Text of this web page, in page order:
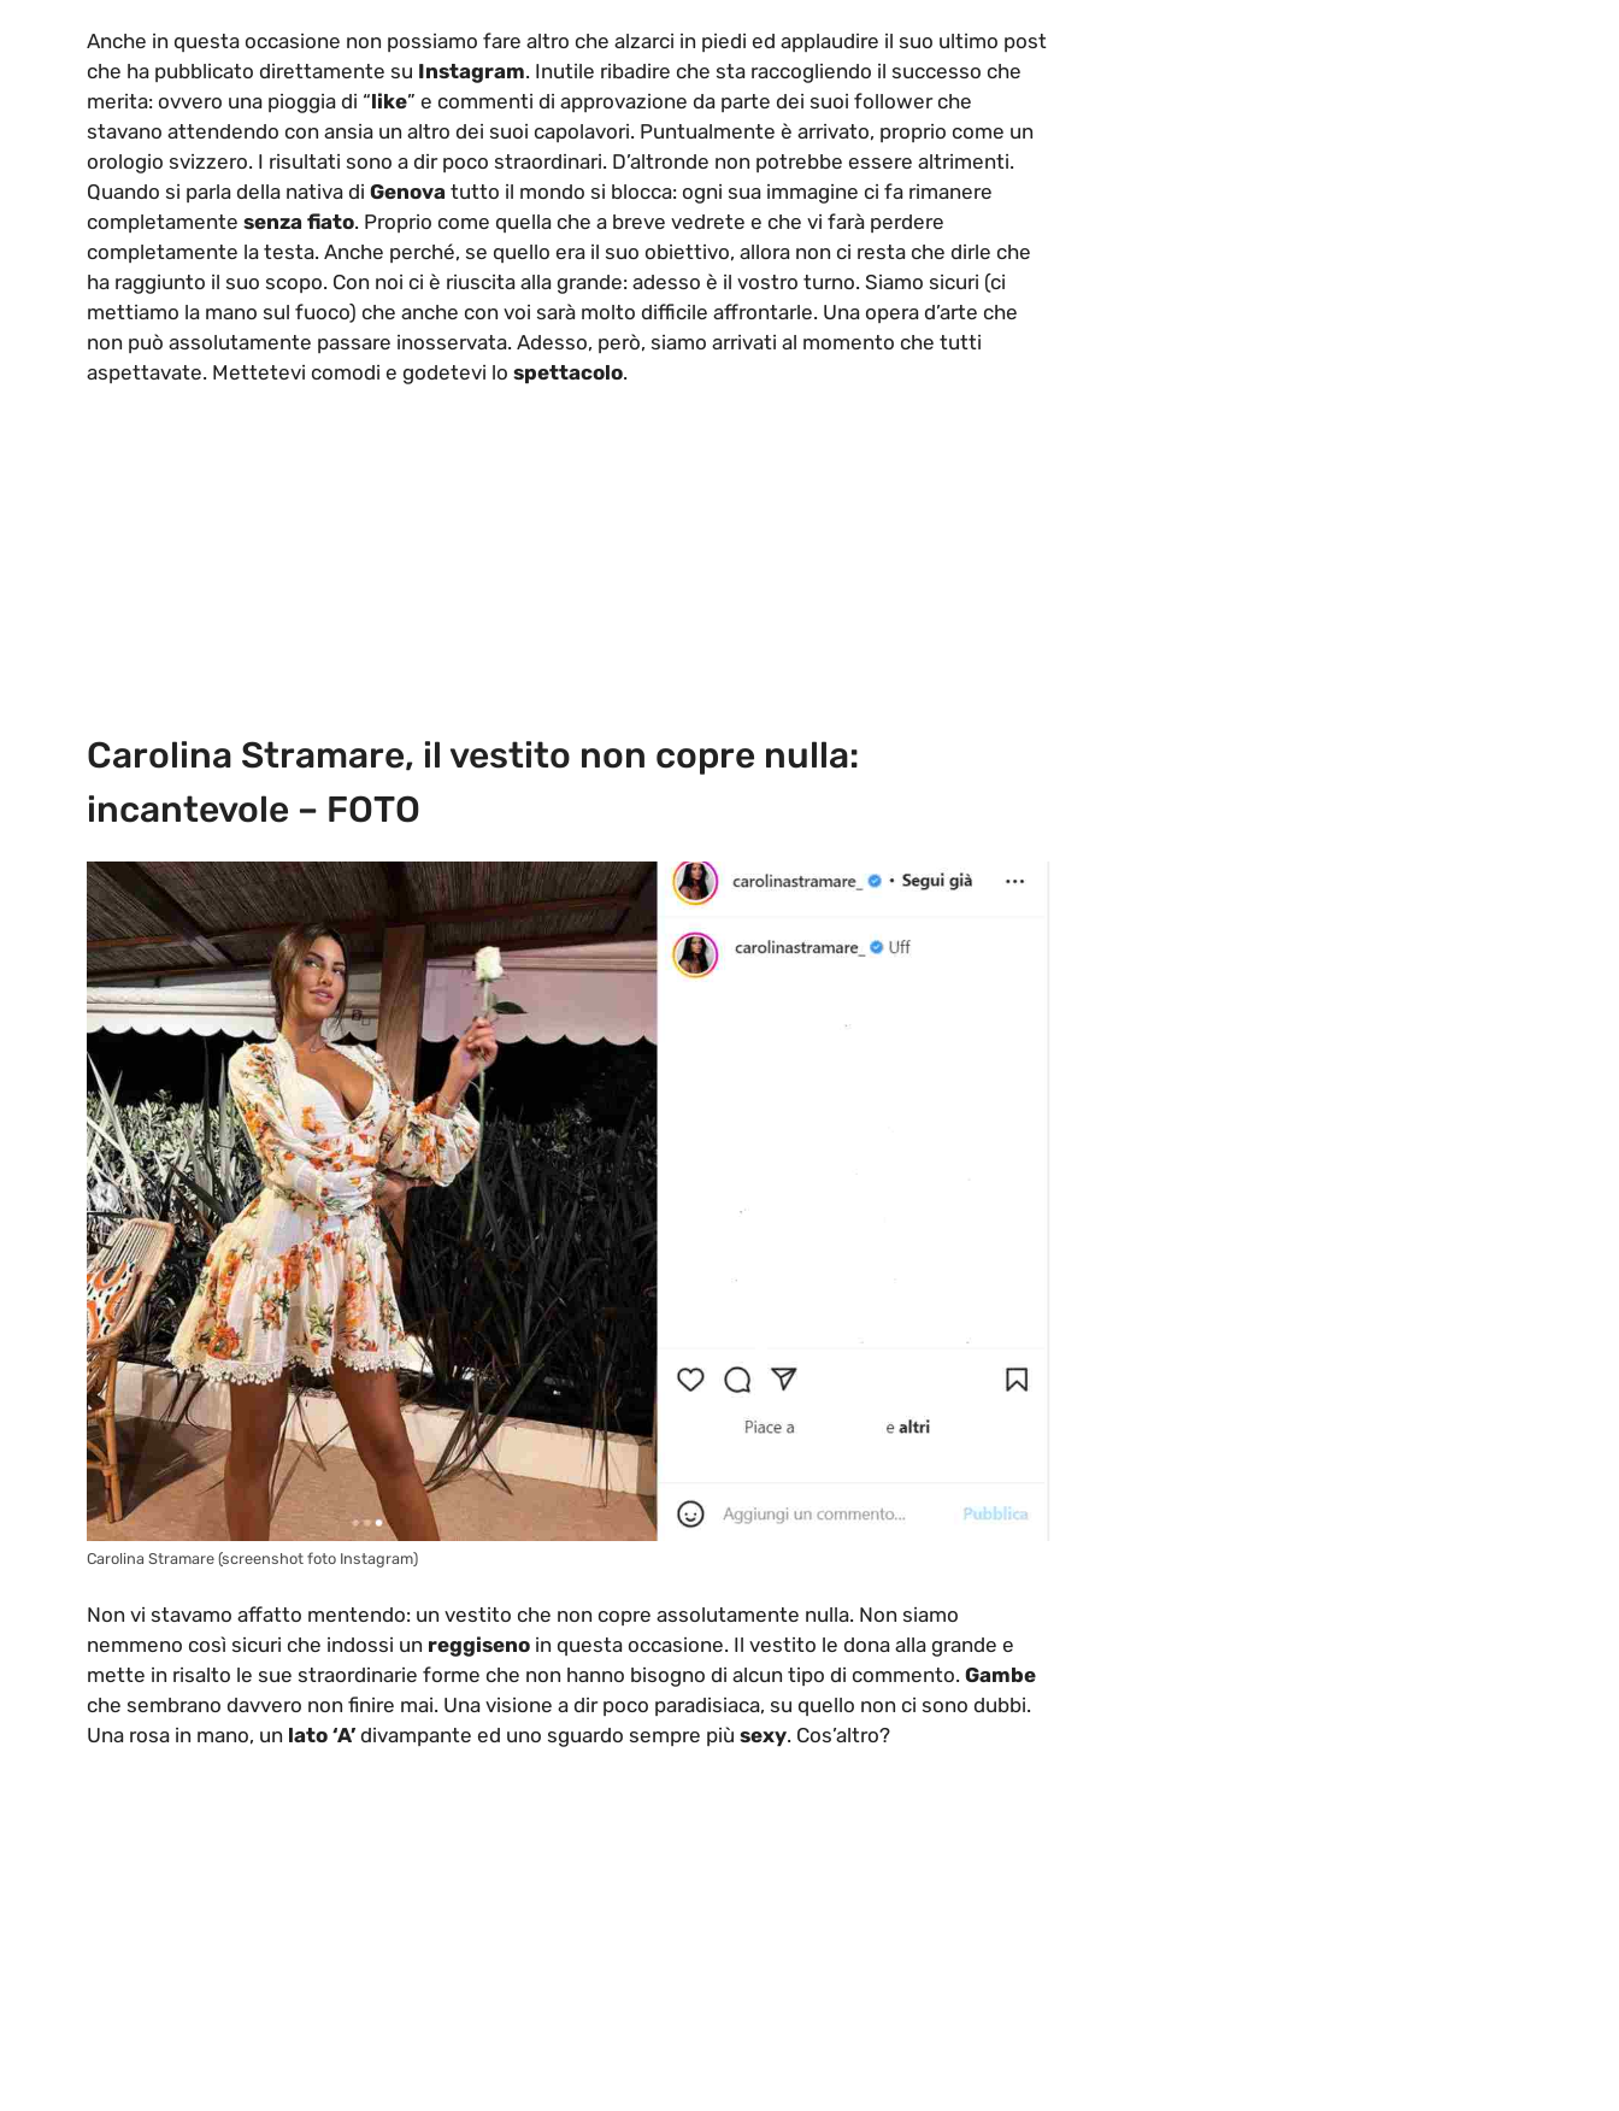
Anche in questa occasione non possiamo fare altro che alzarci in piedi ed applaudire il suo ultimo post
che ha pubblicato direttamente su Instagram. Inutile ribadire che sta raccogliendo il successo che
merita: ovvero una pioggia di “like” e commenti di approvazione da parte dei suoi follower che
stavano attendendo con ansia un altro dei suoi capolavori. Puntualmente è arrivato, proprio come un
orologio svizzero. I risultati sono a dir poco straordinari. D’altronde non potrebbe essere altrimenti.
Quando si parla della nativa di Genova tutto il mondo si blocca: ogni sua immagine ci fa rimanere
completamente senza fiato. Proprio come quella che a breve vedrete e che vi farà perdere
completamente la testa. Anche perché, se quello era il suo obiettivo, allora non ci resta che dirle che
ha raggiunto il suo scopo. Con noi ci è riuscita alla grande: adesso è il vostro turno. Siamo sicuri (ci
mettiamo la mano sul fuoco) che anche con voi sarà molto difficile affrontarle. Una opera d’arte che
non può assolutamente passare inosservata. Adesso, però, siamo arrivati al momento che tutti
aspettavate. Mettetevi comodi e godetevi lo spettacolo.
Carolina Stramare, il vestito non copre nulla:
incantevole – FOTO
Carolina Stramare (screenshot foto Instagram)
Non vi stavamo affatto mentendo: un vestito che non copre assolutamente nulla. Non siamo
nemmeno così sicuri che indossi un reggiseno in questa occasione. Il vestito le dona alla grande e
mette in risalto le sue straordinarie forme che non hanno bisogno di alcun tipo di commento. Gambe
che sembrano davvero non finire mai. Una visione a dir poco paradisiaca, su quello non ci sono dubbi.
Una rosa in mano, un lato ‘A’ divampante ed uno sguardo sempre più sexy. Cos’altro?